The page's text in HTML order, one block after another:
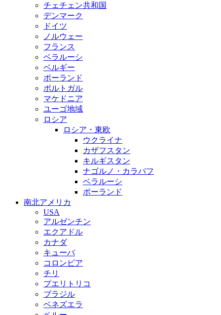
チェチェン共和国
デンマーク
ドイツ
ノルウェー
フランス
ベラルーシ
ベルギー
ポーランド
ポルトガル
マケドニア
ユーゴ地域
ロシア
ロシア・東欧
ウクライナ
カザフスタン
キルギスタン
ナゴルノ・カラバフ
ベラルーシ
ポーランド
南北アメリカ
USA
アルゼンチン
エクアドル
カナダ
キューバ
コロンビア
チリ
プエリトリコ
ブラジル
ベネズエラ